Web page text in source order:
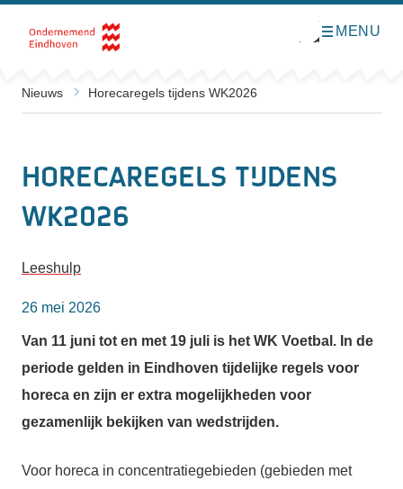
Direct naar de inhoud
O
n
MENU
Nieuws Horecaregels tijdens WK2026
Horecaregels tijdens
WK2026
Leeshulp
26 mei 2026
Van 11 juni tot en met 19 juli is het WK Voetbal. In de
periode gelden in Eindhoven tijdelijke regels voor
horeca en zijn er extra mogelijkheden voor
gezamenlijk bekijken van wedstrijden.
Voor horeca in concentratiegebieden (gebieden met